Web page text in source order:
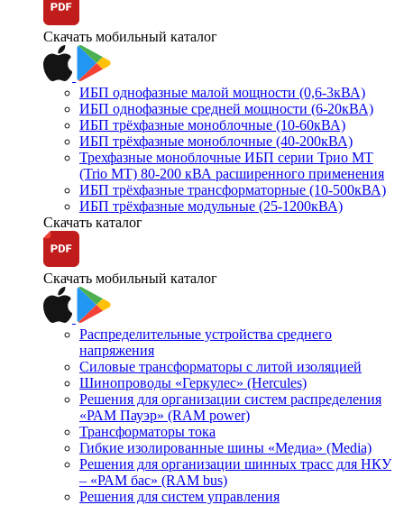
Скачать мобильный каталог
ИБП однофазные малой мощности (0,6-3кВА)
ИБП однофазные средней мощности (6-20кВА)
ИБП трёхфазные моноблочные (10-60кВА)
ИБП трёхфазные моноблочные (40-200кВА)
Трехфазные моноблочные ИБП серии Трио МТ
(Trio MT) 80-200 кВА расширенного применения
ИБП трёхфазные трансформаторные (10-500кВА)
ИБП трёхфазные модульные (25-1200кВА)
Скачать каталог
Скачать мобильный каталог
Распределительные устройства среднего
напряжения
Силовые трансформаторы с литой изоляцией
Шинопроводы «Геркулес» (Hercules)
Решения для организации систем распределения
«РАМ Пауэр» (RAM power)
Трансформаторы тока
Гибкие изолированные шины «Медиа» (Media)
Решения для организации шинных трасс для НКУ
– «РАМ бас» (RAM bus)
Решения для систем управления